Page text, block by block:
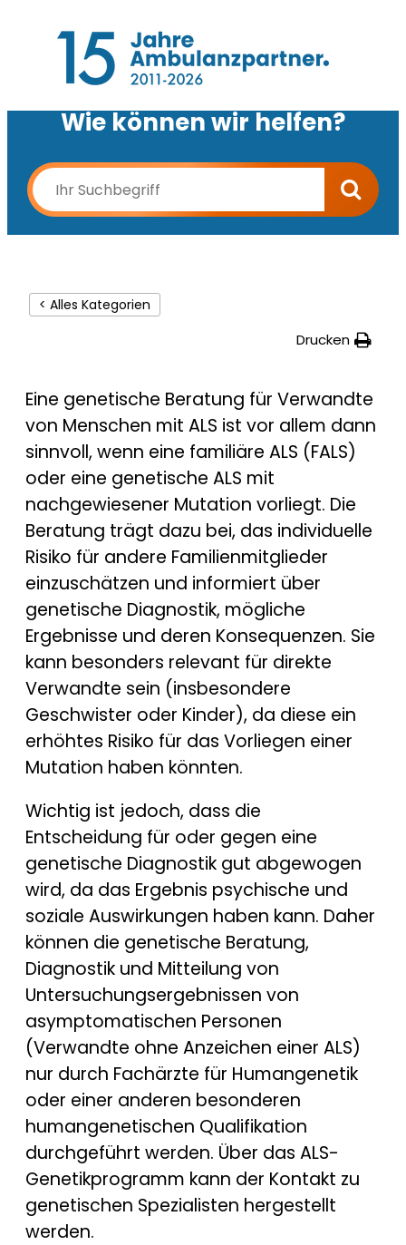
Wie können wir helfen?
< Alles Kategorien
Drucken
Eine genetische Beratung für Verwandte
von Menschen mit ALS ist vor allem dann
sinnvoll, wenn eine familiäre ALS (FALS)
oder eine genetische ALS mit
nachgewiesener Mutation vorliegt. Die
Beratung trägt dazu bei, das individuelle
Risiko für andere Familienmitglieder
einzuschätzen und informiert über
genetische Diagnostik, mögliche
Ergebnisse und deren Konsequenzen. Sie
kann besonders relevant für direkte
Verwandte sein (insbesondere
Geschwister oder Kinder), da diese ein
erhöhtes Risiko für das Vorliegen einer
Mutation haben könnten.
Wichtig ist jedoch, dass die
Entscheidung für oder gegen eine
genetische Diagnostik gut abgewogen
wird, da das Ergebnis psychische und
soziale Auswirkungen haben kann. Daher
können die genetische Beratung,
Diagnostik und Mitteilung von
Untersuchungsergebnissen von
asymptomatischen Personen
(Verwandte ohne Anzeichen einer ALS)
nur durch Fachärzte für Humangenetik
oder einer anderen besonderen
humangenetischen Qualifikation
durchgeführt werden. Über das ALS-
Genetikprogramm kann der Kontakt zu
genetischen Spezialisten hergestellt
werden.